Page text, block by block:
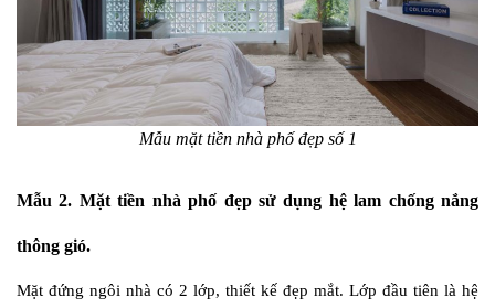
Mẫu mặt tiền nhà phố đẹp số 1
Mẫu 2. Mặt tiền nhà phố đẹp sử dụng hệ lam chống nắng
thông gió.
Mặt đứng ngôi nhà có 2 lớp, thiết kế đẹp mắt. Lớp đầu tiên là hệ